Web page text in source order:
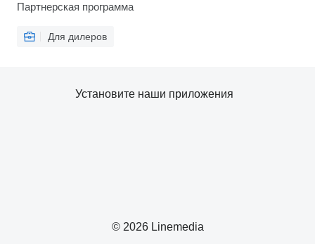
Партнерская программа
Для дилеров
© 2026 Linemedia
Установите наши приложения